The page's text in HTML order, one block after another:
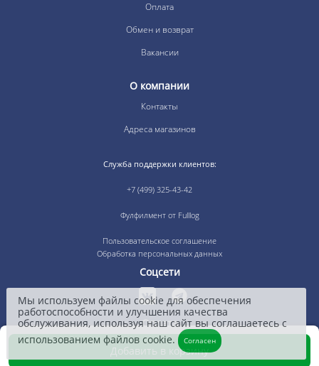
Добавить в корзину
Оплата
Обмен и возврат
Вакансии
О компании
Контакты
Адреса магазинов
Служба поддержки клиентов:
+7 (499) 325-43-42
Фулфилмент от Fulllog
Пользовательское соглашение
Обработка персональных данных
Соцсети
Оплата
Мы используем файлы cookie для обеспечения
работоспособности и улучшения качества
обслуживания, используя наш сайт вы соглашаетесь с
использованием файлов cookie.
Согласен